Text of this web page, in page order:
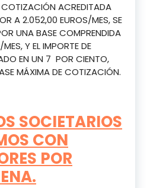
COTIZACIÓN ACREDITADA
A 2.052,00 EUROS/MES, SE
UNA BASE COMPRENDIDA
Y EL IMPORTE DE
EN UN 7 POR CIENTO,
MÁXIMA DE COTIZACIÓN.
SOCIETARIOS
CON
POR